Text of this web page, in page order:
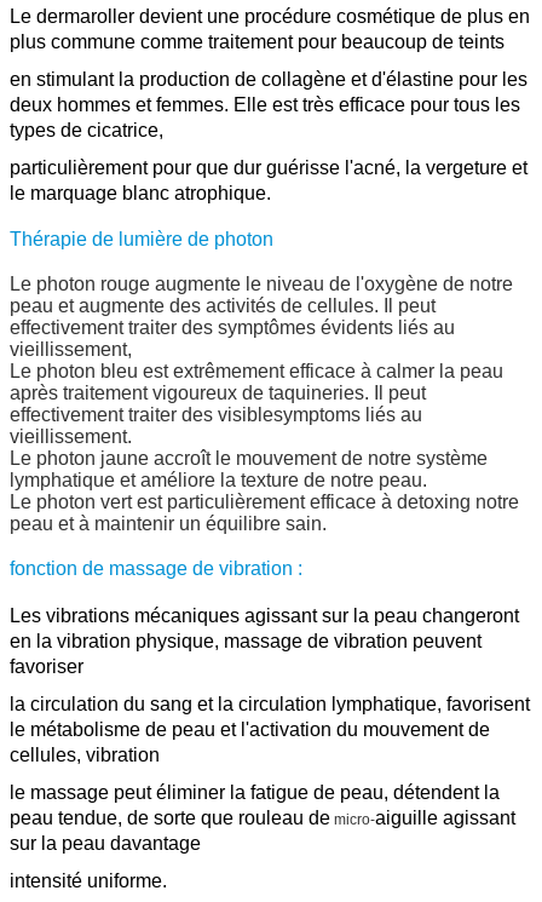
Le dermaroller devient une procédure cosmétique de plus en
plus commune comme traitement pour beaucoup de teints
en stimulant la production de collagène et d'élastine pour les
deux hommes et femmes. Elle est très efficace pour tous les
types de cicatrice,
particulièrement pour que dur guérisse l'acné, la vergeture et
le marquage blanc atrophique.
Thérapie de lumière de photon
Le photon rouge augmente le niveau de l'oxygène de notre
peau et augmente des activités de cellules. Il peut
effectivement traiter des symptômes évidents liés au
vieillissement,
Le photon bleu est extrêmement efficace à calmer la peau
après traitement vigoureux de taquineries. Il peut
effectivement traiter des visiblesymptoms liés au
vieillissement.
Le photon jaune accroît le mouvement de notre système
lymphatique et améliore la texture de notre peau.
Le photon vert est particulièrement efficace à detoxing notre
peau et à maintenir un équilibre sain.
fonction de massage de vibration :
Les vibrations mécaniques agissant sur la peau changeront
en la vibration physique, massage de vibration peuvent
favoriser
la circulation du sang et la circulation lymphatique, favorisent
le métabolisme de peau et l'activation du mouvement de
cellules, vibration
le massage peut éliminer la fatigue de peau, détendent la
peau tendue, de sorte que rouleau de micro-aiguille agissant
sur la peau davantage
intensité uniforme.